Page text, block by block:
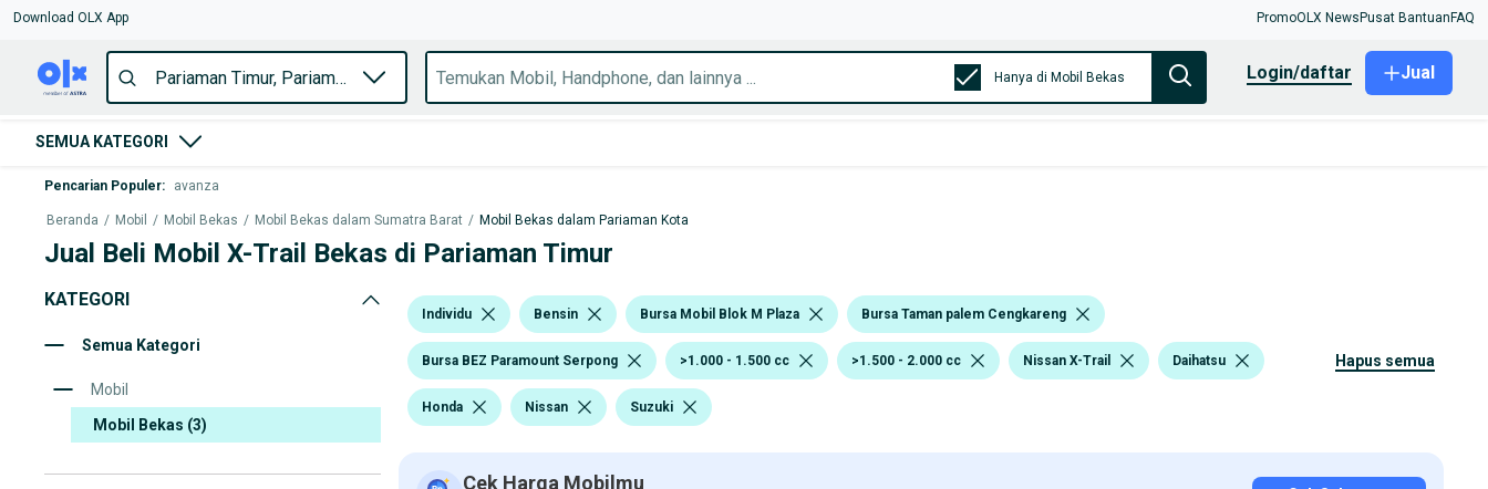
Download OLX App PromoOLX News Pusat Bantuan FAQ
Hanya di Mobil Bekas login/daftar Jual
SEMUA KATEGORI
Pencarian Populer: avanza
Beranda / Mobil / Mobil Bekas / Mobil Bekas dalam Sumatra Barat / Mobil Bekas dalam Pariaman Kota
Jual Beli Mobil X-Trail Bekas di Pariaman Timur
KATEGORI
Semua Kategori
Mobil
Mobil Bekas (3)
Individu Bensin Bursa Mobil Blok M Plaza Bursa Taman palem Cengkareng
Bursa BEZ Paramount Serpong >1.000 - 1.500 cc >1.500 - 2.000 cc Nissan X-Trail Daihatsu
Honda Nissan Suzuki
hapus semua
Cek Harga Mobilmu